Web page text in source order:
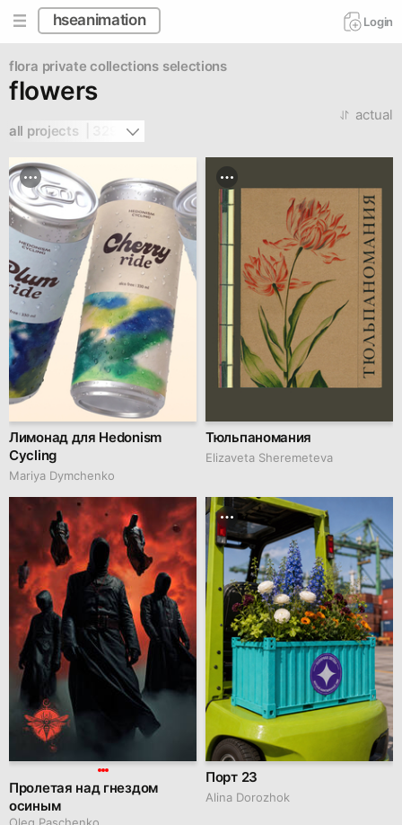
hseanimation Login
flora private collections selections
flowers
all projects  | 329
actual
Лимонад для Hedonism
Cycling
Mariya Dymchenko
Тюльпаномания
Elizaveta Sheremeteva
Пролетая над гнездом
осиным
Порт 23
Alina Dorozhok